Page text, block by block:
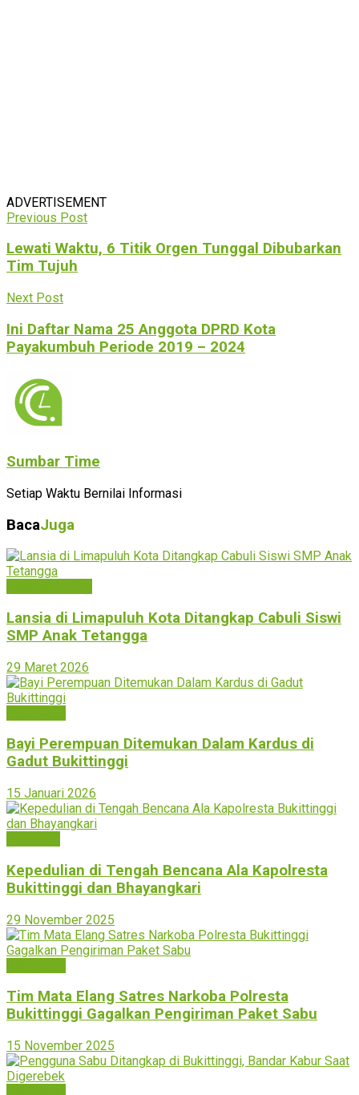
ADVERTISEMENT
Previous Post
Lewati Waktu, 6 Titik Orgen Tunggal Dibubarkan
Tim Tujuh
Next Post
Ini Daftar Nama 25 Anggota DPRD Kota
Payakumbuh Periode 2019 – 2024
Sumbar Time
Setiap Waktu Bernilai Informasi
BacaJuga
Lansia di Limapuluh Kota Ditangkap Cabuli Siswi
SMP Anak Tetangga
29 Maret 2026
Bayi Perempuan Ditemukan Dalam Kardus di
Gadut Bukittinggi
15 Januari 2026
Kepedulian di Tengah Bencana Ala Kapolresta
Bukittinggi dan Bhayangkari
29 November 2025
Tim Mata Elang Satres Narkoba Polresta
Bukittinggi Gagalkan Pengiriman Paket Sabu
15 November 2025